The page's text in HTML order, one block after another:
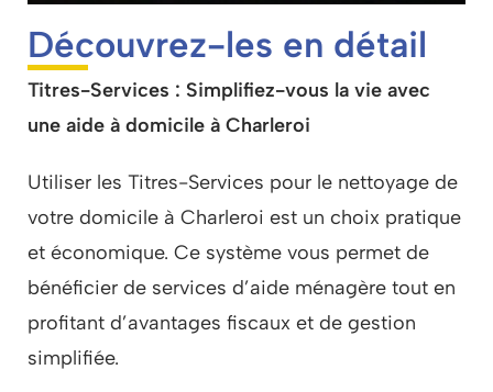
Découvrez-les en détail
Titres-Services : Simplifiez-vous la vie avec
une aide à domicile à Charleroi
Utiliser les Titres-Services pour le nettoyage de
votre domicile à Charleroi est un choix pratique
et économique. Ce système vous permet de
bénéficier de services d’aide ménagère tout en
profitant d’avantages fiscaux et de gestion
simplifiée.